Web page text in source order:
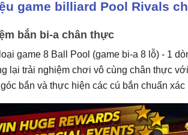
game billiard Pool Rivals
bắn bi-a chân thực
game 8 Ball Pool (game bi-a 8 lỗ) - 1
lại trải nghiệm chơi vô cùng chân thực
bắn và thực hiện các cú bắn chuẩn xác